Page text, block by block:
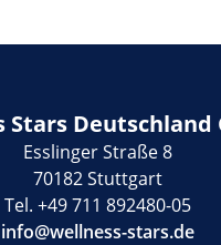
Stars Deutschland
Esslinger Straße 8
70182 Stuttgart
Tel. +49 711 892480-05
info@wellness-stars.de